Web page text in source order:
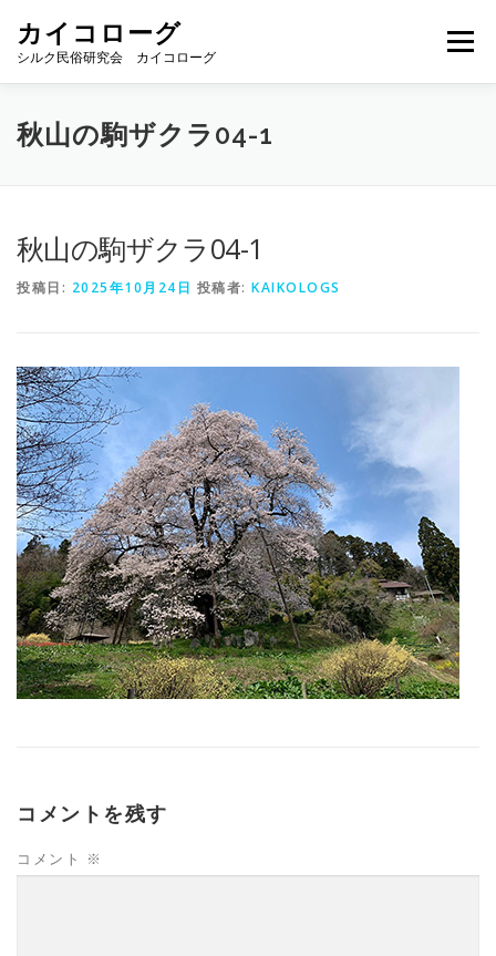
カイコローグ
シルク民俗研究会 カイコローグ
メニュー
カイコローグの歩み 資料館図書
秋山の駒ザクラ04-1
秋山の駒ザクラ04-1
投稿日: 2025年10月24日 投稿者: KAIKOLOGS
コメントを残す
コメント ※